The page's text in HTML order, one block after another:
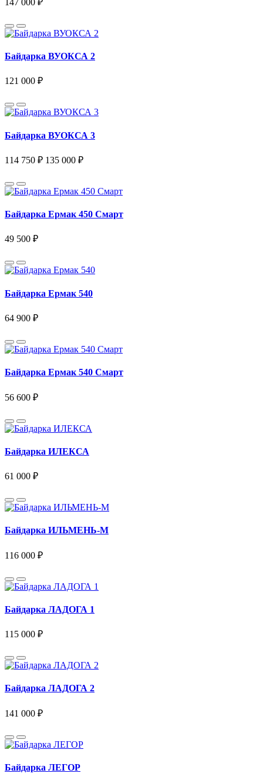
Байдарка ВУОКСА 2
121 000 ₽
Байдарка ВУОКСА 3
114 750 ₽ 135 000 ₽
Байдарка Ермак 450 Смарт
49 500 ₽
Байдарка Ермак 540
64 900 ₽
Байдарка Ермак 540 Смарт
56 600 ₽
Байдарка ИЛЕКСА
61 000 ₽
Байдарка ИЛЬМЕНЬ-М
116 000 ₽
Байдарка ЛАДОГА 1
115 000 ₽
Байдарка ЛАДОГА 2
141 000 ₽
Байдарка ЛЕГОР